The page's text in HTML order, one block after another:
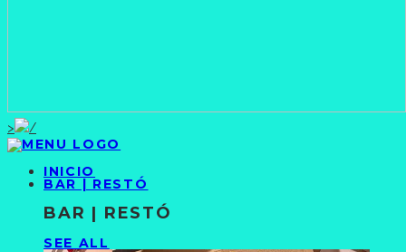
>
INICIO
BAR | RESTÓ
BAR | RESTÓ
SEE ALL